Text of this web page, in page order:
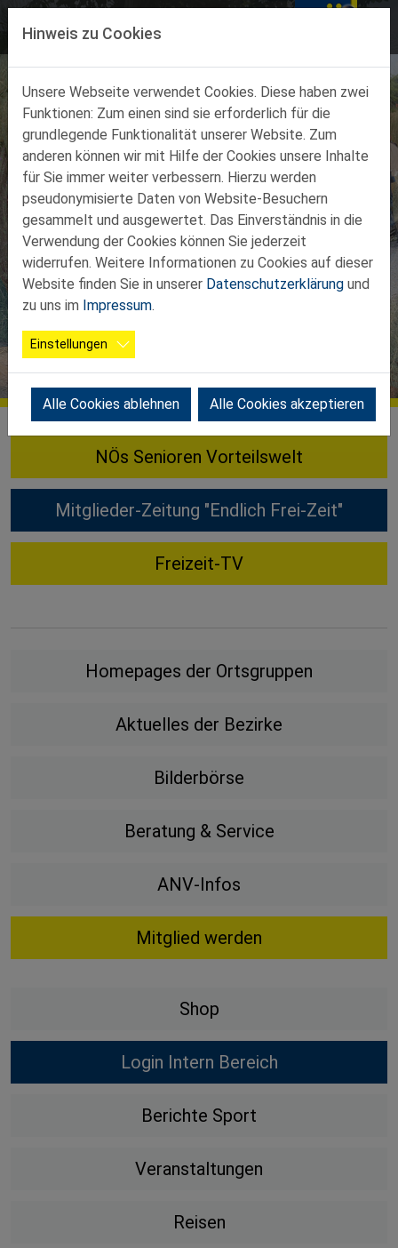
Direkt zur Hauptnavigation springen
Direkt zum Inhalt springen
MENÜ
29. Landes-
Wandertag am
04.09.2026 in
Mauer bei
Amstetten
NÖs Senioren Vorteilswelt
Mitglieder-Zeitung "Endlich Frei-Zeit"
Freizeit-TV
Homepages der Ortsgruppen
Aktuelles der Bezirke
Bilderbörse
Beratung & Service
ANV-Infos
Mitglied werden
Shop
Login Intern Bereich
Berichte Sport
Veranstaltungen
Reisen
Hinweis zu Cookies
Unsere Webseite verwendet Cookies. Diese haben zwei
Funktionen: Zum einen sind sie erforderlich für die
grundlegende Funktionalität unserer Website. Zum
anderen können wir mit Hilfe der Cookies unsere Inhalte
für Sie immer weiter verbessern. Hierzu werden
pseudonymisierte Daten von Website-Besuchern
gesammelt und ausgewertet. Das Einverständnis in die
Verwendung der Cookies können Sie jederzeit
widerrufen. Weitere Informationen zu Cookies auf dieser
Website finden Sie in unserer Datenschutzerklärung und
zu uns im Impressum.
Einstellungen
Alle Cookies ablehnen Alle Cookies akzeptieren